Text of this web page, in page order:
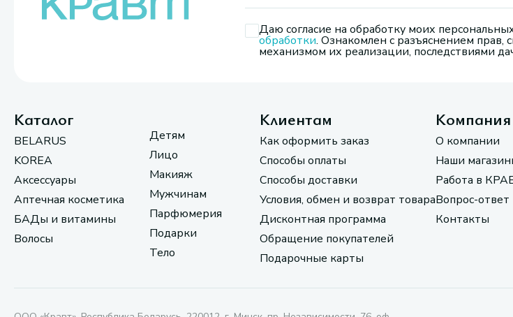
Даю согласие на обработку моих
обработки. Ознакомлен с разъяснением прав,
механизмом их реализации, последствиями
Каталог
BELARUS
KOREA
Аксессуары
Аптечная косметика
БАДы и витамины
Волосы
Детям
Лицо
Макияж
Мужчинам
Парфюмерия
Подарки
Тело
Клиентам
Как оформить заказ
Способы оплаты
Способы доставки
Условия, обмен и возврат товара
Дисконтная программа
Обращение покупателей
Подарочные карты
Компания
О компании
Наши
Работа в
Вопрос-ответ
Контакты